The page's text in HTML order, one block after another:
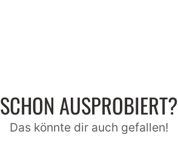
SCHON AUSPROBIERT?
Das könnte dir auch gefallen!